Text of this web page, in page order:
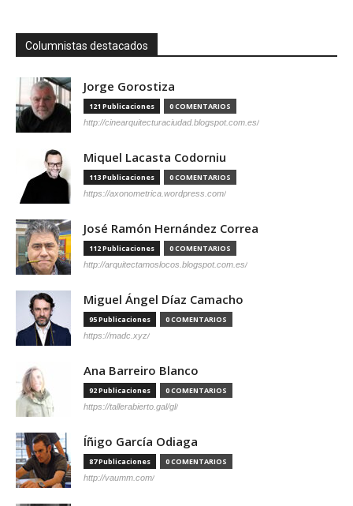
Columnistas destacados
Jorge Gorostiza
121 Publicaciones 0 COMENTARIOS
http://cinearquitecturaciudad.blogspot.com.es/
Miquel Lacasta Codorniu
113 Publicaciones 0 COMENTARIOS
https://axonometrica.wordpress.com/
José Ramón Hernández Correa
112 Publicaciones 0 COMENTARIOS
http://arquitectamoslocos.blogspot.com.es/
Miguel Ángel Díaz Camacho
95 Publicaciones 0 COMENTARIOS
https://madc.xyz/
Ana Barreiro Blanco
92 Publicaciones 0 COMENTARIOS
https://tallerabierto.gal/gl/
Íñigo García Odiaga
87 Publicaciones 0 COMENTARIOS
http://vaumm.com/